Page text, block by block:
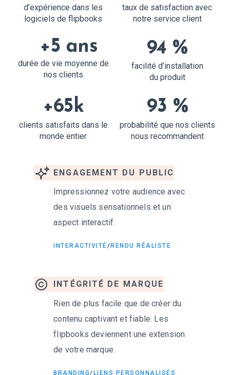
d’expérience dans les
logiciels de flipbooks
taux de satisfaction avec
notre service client
+5 ans
durée de vie moyenne de
nos clients
94 %
facilité d’installation
du produit
+65k
clients satisfaits dans le
monde entier
93 %
probabilité que nos clients
nous recommandent
ENGAGEMENT DU PUBLIC
Impressionnez votre audience avec
des visuels sensationnels et un
aspect interactif.
INTERACTIVITÉ/ RENDU RÉALISTE
INTÉGRITÉ DE MARQUE
Rien de plus facile que de créer du
contenu captivant et fiable. Les
flipbooks deviennent une extension
de votre marque.
BRANDING/LIENS PERSONNALISÉS